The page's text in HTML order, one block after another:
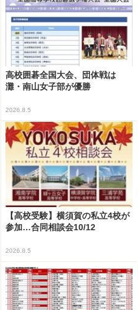
高校囲碁全国大会、団体戦は
灘・南山女子部が優勝
2026.8.5
【高校受験】横須賀の私立4校が
参加…合同相談会10/12
2026.8.5